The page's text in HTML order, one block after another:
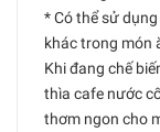
* Có thể sử
khác trong món
Khi đang chế
thìa cafe nước
thơm ngon cho